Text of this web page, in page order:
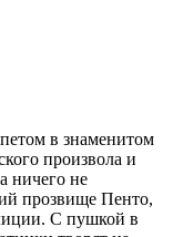
в знаменитом
произвола и
ничего не
прозвище Пенто,
С пушкой в